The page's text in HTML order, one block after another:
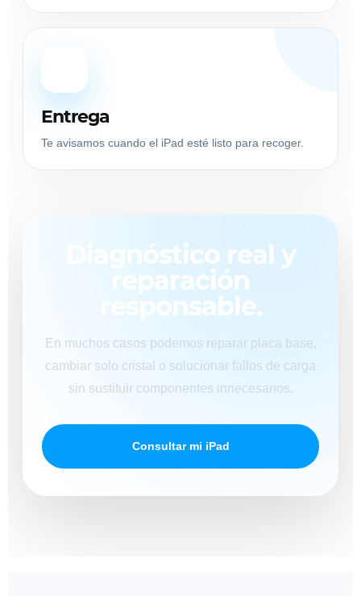
Entrega
Te avisamos cuando el iPad esté listo para recoger.
Diagnóstico real y
reparación
responsable.
En muchos casos podemos reparar placa base,
cambiar solo cristal o solucionar fallos de carga
sin sustituir componentes innecesarios.
Consultar mi iPad